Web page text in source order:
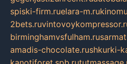
spiski-firm.ruelara-m.ru
2bets.ru
birminghamvsfulham.ru
amadis-chocolate.rushkurki-